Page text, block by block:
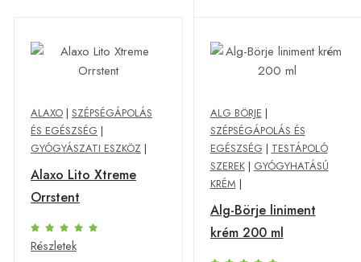
ALAXO | SZÉPSÉGÁPOLÁS
ÉS EGÉSZSÉG |
GYÓGYÁSZATI ESZKÖZ |
Alaxo Lito Xtreme
Orrstent
Részletek
ALG BÖRJE |
SZÉPSÉGÁPOLÁS ÉS
EGÉSZSÉG | TESTÁPOLÓ
SZEREK| GYÓGYHATÁSÚ
KRÉM |
Alg-Börje liniment
krém 200 ml